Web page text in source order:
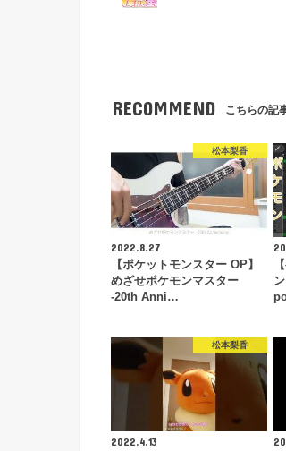
RECOMMEND こちらの記
松本梨香
2022.8.27
【ポケットモンスター OP】
めざせポケモンマスター
-20th Anni…
松本梨香
2022.4.13